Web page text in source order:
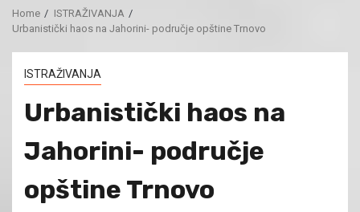
Home
ISTRAŽIVANJA
Urbanistički haos na Jahorini- područje opštine Trnovo
ISTRAŽIVANJA
Urbanistički haos na
Jahorini- područje
opštine Trnovo